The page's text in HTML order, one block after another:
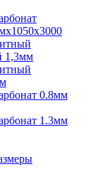
1,3мм
0.8мм
1.3мм